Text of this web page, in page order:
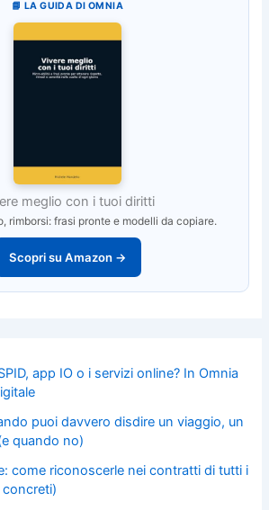
📘 LA GUIDA DI OMNIA
meglio con i tuoi diritti
rimborsi: frasi pronte e modelli da copiare.
Scopri su Amazon →
app IO o i servizi online? In Omnia
puoi davvero disdire un viaggio, un
quando no)
come riconoscerle nei contratti di tutti i